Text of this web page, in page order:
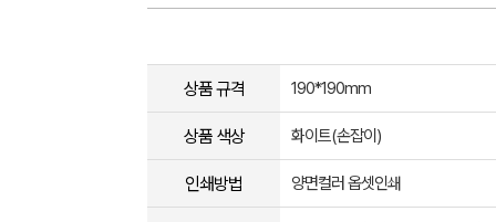
상품 규격 190*190mm
상품 색상 화이트(손잡이)
인쇄방법 양면컬러 옵셋인쇄